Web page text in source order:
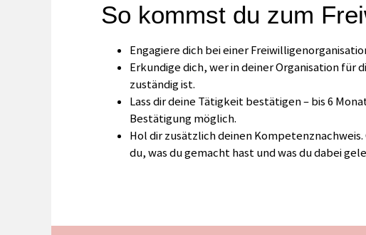
So kommst du zum
Engagiere dich bei einer
Erkundige dich, wer in deiner Organisation für
zuständig ist.
Lass dir deine Tätigkeit bestätigen – bis 6
Bestätigung möglich.
Hol dir zusätzlich deinen
du, was du gemacht hast und was du dabei